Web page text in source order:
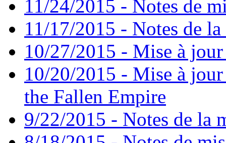
11/24/2015 - Notes de
11/17/2015 - Notes de
10/27/2015 - Mise à
10/20/2015 - Mise à
the Fallen Empire
9/22/2015 - Notes de la